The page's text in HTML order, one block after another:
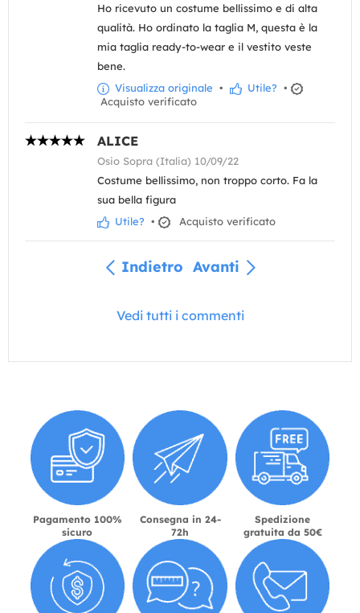
Ho ricevuto un costume bellissimo e di alta
qualità. Ho ordinato la taglia M, questa è la
mia taglia ready-to-wear e il vestito veste
bene.
Visualizza originale • Utile? •
Acquisto verificato
ALICE
Osio Sopra (Italia) 10/09/22
Costume bellissimo, non troppo corto. Fa la
sua bella figura
Utile? • Acquisto verificato
Indietro Avanti
Vedi tutti i commenti
Pagamento 100%
sicuro
Consegna in 24-
72h
Spedizione
gratuita da 50€